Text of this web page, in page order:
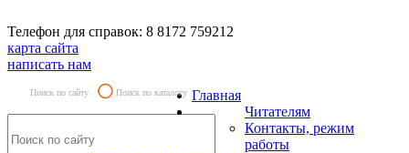
Телефон для справок: 8 8172 759212
карта сайта
написать нам
Поиск по сайту Поиск по каталогу Главная
Читателям
Контакты, режим
работы